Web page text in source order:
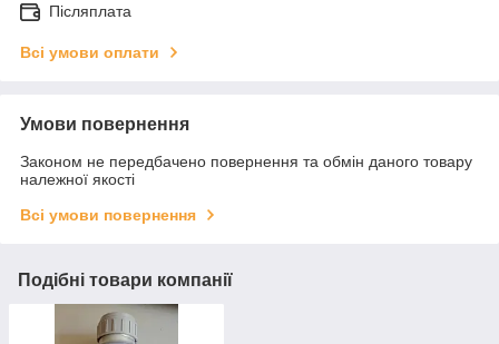
Післяплата
Всі умови оплати
Умови повернення
Законом не передбачено повернення та обмін даного товару
належної якості
Всі умови повернення
Подібні товари компанії